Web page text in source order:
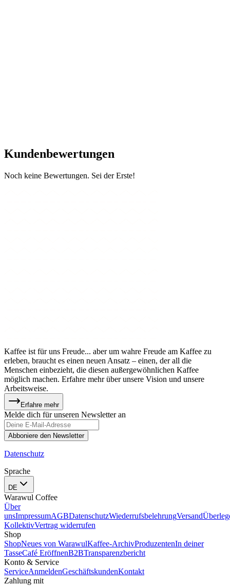
Kundenbewertungen
Noch keine Bewertungen. Sei der Erste!
Kaffee ist für uns Freude... aber um wahre Freude am Kaffee zu
erleben, braucht es einen neuen Ansatz – einen, der all die
Menschen einbezieht, die diesen außergewöhnlichen Kaffee
möglich machen. Erfahre mehr über unsere Vision und unsere
Arbeitsweise.
Erfahre mehr
Melde dich für unseren Newsletter an
Abboniere den Newsletter
Datenschutz
Sprache
DE
Warawul Coffee
Über
unsImpressumAGBDatenschutzWiederrufsbelehrungVersand
KollektivVertrag widerrufen
Shop
ShopNeues von WarawulKaffee-ArchivProduzentenIn deiner
TasseCafé EröffnenB2BTransparenzbericht
Konto & Service
ServiceAnmeldenGeschäftskundenKontakt
Zahlung mit